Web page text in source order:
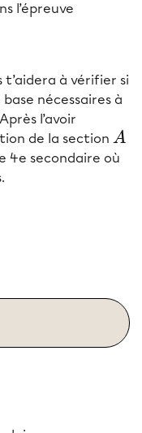
l’épreuve
à vérifier si
nécessaires à
l’avoir
de la section A
A
4e secondaire où